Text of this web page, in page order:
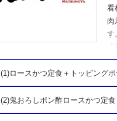
看
肉
す
(1)ロースかつ定食＋トッピングポ
(2)鬼おろしポン酢ロースかつ定食